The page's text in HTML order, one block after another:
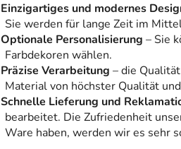
Einzigartiges und modernes
Sie werden für lange Zeit im
Optionale Personalisierung – Sie
Farbdekoren wählen.
Präzise Verarbeitung – die
Material von höchster Qualität
Schnelle Lieferung und
bearbeitet. Die Zufriedenheit
Ware haben, werden wir es sehr